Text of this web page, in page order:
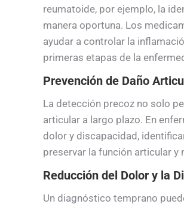
reumatoide, por ejemplo, la
manera oportuna. Los
ayudar a controlar la
primeras etapas de la
Prevención de Daño
La detección precoz no solo
articular a largo plazo. En
dolor y discapacidad,
preservar la función articular y
Reducción del Dolor y la
Un diagnóstico temprano